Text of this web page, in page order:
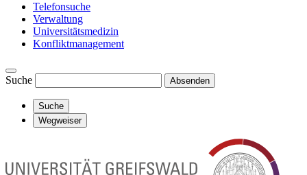
Telefonsuche
Verwaltung
Universitätsmedizin
Konfliktmanagement
Suche Absenden
Suche
Wegweiser